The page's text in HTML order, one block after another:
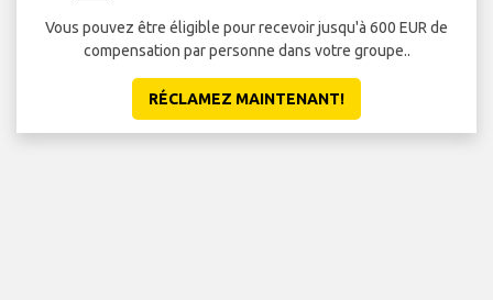
Vous pouvez être éligible pour recevoir jusqu'à 600 EUR de
compensation par personne dans votre groupe..
RÉCLAMEZ MAINTENANT!